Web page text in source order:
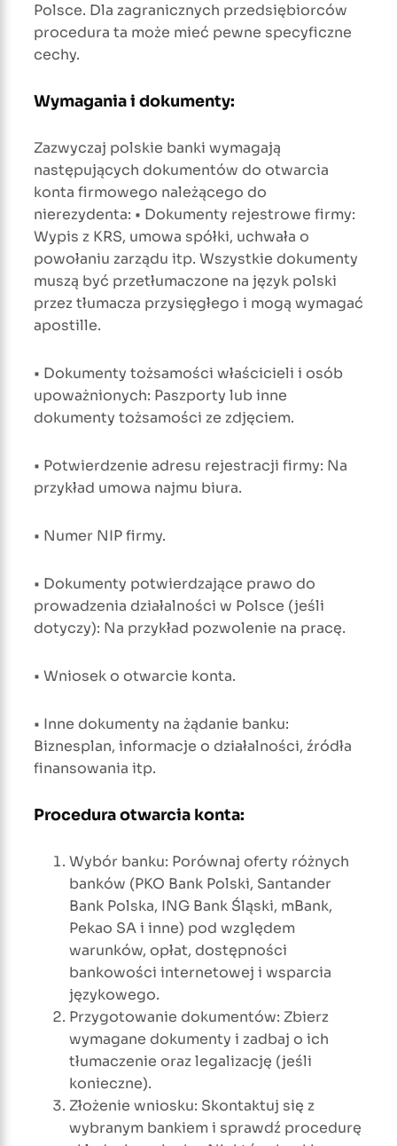
Polsce. Dla zagranicznych przedsiębiorców
procedura ta może mieć pewne specyficzne
cechy.
Wymagania i dokumenty:
Zazwyczaj polskie banki wymagają
następujących dokumentów do otwarcia
konta firmowego należącego do
nierezydenta: • Dokumenty rejestrowe firmy:
Wypis z KRS, umowa spółki, uchwała o
powołaniu zarządu itp. Wszystkie dokumenty
muszą być przetłumaczone na język polski
przez tłumacza przysięgłego i mogą wymagać
apostille.
• Dokumenty tożsamości właścicieli i osób
upoważnionych: Paszporty lub inne
dokumenty tożsamości ze zdjęciem.
• Potwierdzenie adresu rejestracji firmy: Na
przykład umowa najmu biura.
• Numer NIP firmy.
• Dokumenty potwierdzające prawo do
prowadzenia działalności w Polsce (jeśli
dotyczy): Na przykład pozwolenie na pracę.
• Wniosek o otwarcie konta.
• Inne dokumenty na żądanie banku:
Biznesplan, informacje o działalności, źródła
finansowania itp.
Procedura otwarcia konta:
Wybór banku: Porównaj oferty różnych
banków (PKO Bank Polski, Santander
Bank Polska, ING Bank Śląski, mBank,
Pekao SA i inne) pod względem
warunków, opłat, dostępności
bankowości internetowej i wsparcia
językowego.
Przygotowanie dokumentów: Zbierz
wymagane dokumenty i zadbaj o ich
tłumaczenie oraz legalizację (jeśli
konieczne).
Złożenie wniosku: Skontaktuj się z
wybranym bankiem i sprawdź procedurę